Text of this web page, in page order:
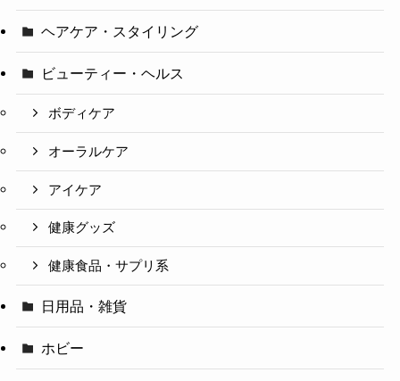
ヘアケア・スタイリング
ビューティー・ヘルス
ボディケア
オーラルケア
アイケア
健康グッズ
健康食品・サプリ系
日用品・雑貨
ホビー